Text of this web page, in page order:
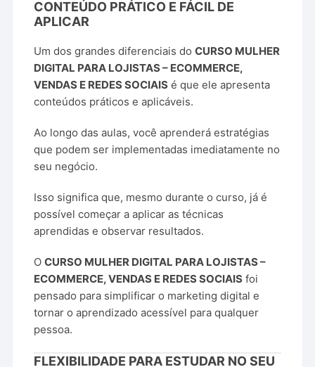
CONTEÚDO PRÁTICO E FÁCIL DE
APLICAR
Um dos grandes diferenciais doCURSO MULHER
DIGITAL PARA LOJISTAS – ECOMMERCE,
VENDAS E REDES SOCIAIS é que ele apresenta
conteúdos práticos e aplicáveis.
Ao longo das aulas, você aprenderá estratégias
que podem ser implementadas imediatamente no
seu negócio.
Isso significa que, mesmo durante o curso, já é
possível começar a aplicar as técnicas
aprendidas e observar resultados.
OCURSO MULHER DIGITAL PARA LOJISTAS –
ECOMMERCE, VENDAS E REDES SOCIAIS foi
pensado para simplificar o marketing digital e
tornar o aprendizado acessível para qualquer
pessoa.
FLEXIBILIDADE PARA ESTUDAR NO SEU